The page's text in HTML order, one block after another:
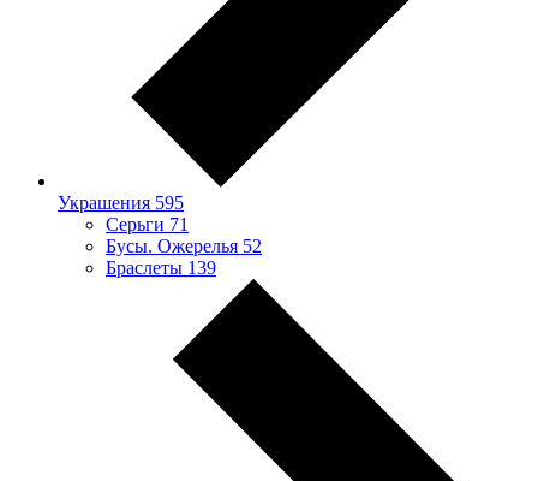
Украшения 595
Серьги 71
Бусы. Ожерелья 52
Браслеты 139